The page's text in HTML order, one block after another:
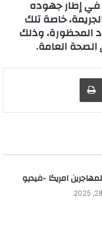
في إطار جهوده
خاصة تلك
المحظورة، وذلك
الصحة العامة.
امريكا -فيديو